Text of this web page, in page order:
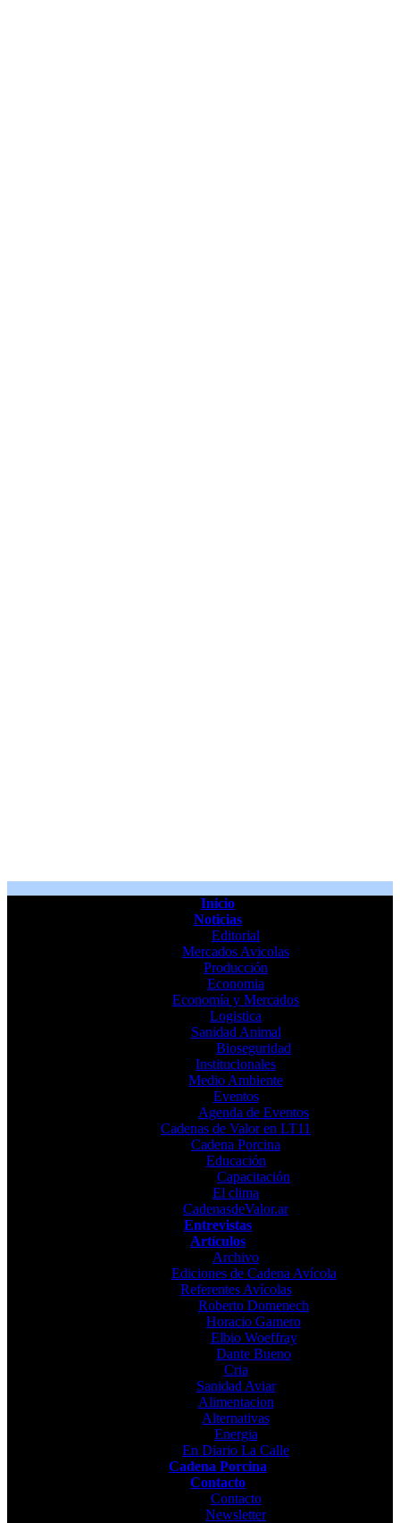
Inicio
Noticias
Editorial
Mercados Avicolas
Producción
Economia
Economía y Mercados
Logistica
Sanidad Animal
Bioseguridad
Institucionales
Medio Ambiente
Eventos
Agenda de Eventos
Cadenas de Valor en LT11
Cadena Porcina
Educación
Capacitación
El clima
CadenasdeValor.ar
Entrevistas
Artículos
Archivo
Ediciones de Cadena Avícola
Referentes Avícolas
Roberto Domenech
Horacio Gamero
Elbio Woeffray
Dante Bueno
Cria
Sanidad Aviar
Alimentacion
Alternativas
Energia
En Diario La Calle
Cadena Porcina
Contacto
Contacto
Newsletter